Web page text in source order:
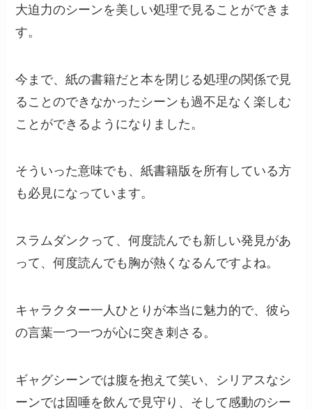
大迫力のシーンを美しい処理で見ることができま
す。
今まで、紙の書籍だと本を閉じる処理の関係で見
ることのできなかったシーンも過不足なく楽しむ
ことができるようになりました。
そういった意味でも、紙書籍版を所有している方
も必見になっています。
スラムダンクって、何度読んでも新しい発見があ
って、何度読んでも胸が熱くなるんですよね。
キャラクター一人ひとりが本当に魅力的で、彼ら
の言葉一つ一つが心に突き刺さる。
ギャグシーンでは腹を抱えて笑い、シリアスなシ
ーンでは固唾を飲んで見守り、そして感動のシー